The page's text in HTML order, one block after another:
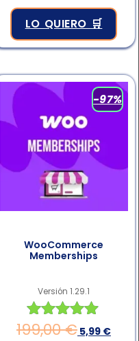
LO QUIERO 🛒
-97%
WooCommerce
Memberships
Versión 1.29.1
Valorado en
199,00€ 5,99 €